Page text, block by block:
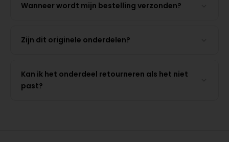
Wanneer wordt mijn bestelling verzonden?
Zijn dit originele onderdelen?
Kan ik het onderdeel retourneren als het niet
past?